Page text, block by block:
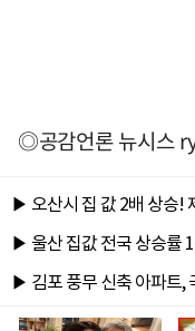
◎공감언론 뉴시스